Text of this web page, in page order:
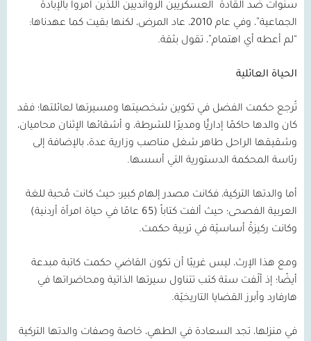
سنوات ضد القادة
العسكريين الروانديين اللذين أمروا بالإبادة
الجماعية”، وفي عام 2010، عاد المرض، لكنها بقيت كما عهدناها:
“لم أعطه أي اهتمام”، تقول بثقة.
الحياة العائلية
تُرجع حكمت الفضل في تكوين شخصيتها ومسيرتها لعائلتها؛ فقد
كان والدها حاكمًا إداريًّا ومديرًا للشرطة، و أشقائها الإثنان محاميان،
وشقيقها الراحل طاهر شغل مناصب وزارية عدة، بالإضافة إلى
رئاسة المحكمة الدستورية التي أسسها.
أما والدتها التركية، فكانت مصدر إلهام كبير؛ حيث كانت مُحبة للغة
العربية الفصحى؛ حيث ألفت كتاباً (65 عامًا في حياة امرأة أردنية)
وكانت ركيزةً أساسيّة في تربية حكمت.
ومع هذا الإرث، ليس غريبًا أن تكون القاضي حكمت كاتبة مبدعة
أيضًا؛ إذ ألّفت ستة كتب تتناول سيرتها الذاتية ومحاضراتها في
هارفارد وأبرز القضايا التاريخيّة.
في منزلها، تجد السعادة في الطهي، خاصة وصفات والدتها التركية